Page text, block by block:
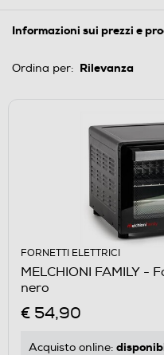
Informazioni sui prezzi e
Ordina per:
FORNETTI ELETTRICI
MELCHIONI FAMILY -
nero
€ 54,90
Acquisto online: